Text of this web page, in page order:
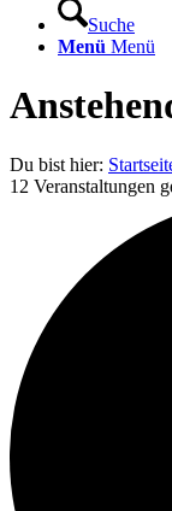
Suche
Menü Menü
Du bist hier:
12 Veranstaltungen